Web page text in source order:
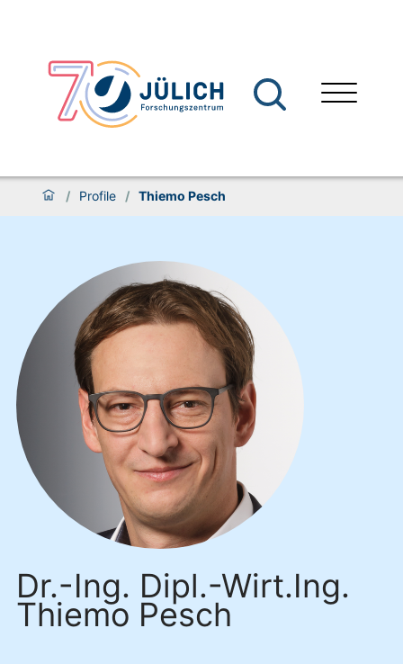
/ Profile / Thiemo Pesch
Dr.-Ing. Dipl.-Wirt.Ing.
Thiemo Pesch